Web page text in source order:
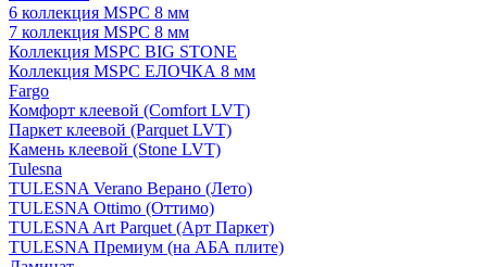
6 коллекция MSPC 8 мм
7 коллекция MSPC 8 мм
Коллекция MSPC BIG STONE
Коллекция MSPC ЕЛОЧКА 8 мм
Fargo
Комфорт клеевой (Comfort LVT)
Паркет клеевой (Parquet LVT)
Камень клеевой (Stone LVT)
Tulesna
TULESNA Verano Верано (Лето)
TULESNA Ottimo (Оттимо)
TULESNA Art Parquet (Арт Паркет)
TULESNA Премиум (на АБА плите)